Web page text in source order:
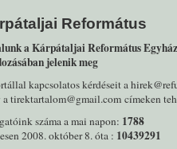
Református
a Kárpátaljai Református
jelenik meg
kapcsolatos kérdéseit a
a tirektartalom@gmail.com címeken
száma a mai napon: 1788
2008. október 8. óta : 10439291